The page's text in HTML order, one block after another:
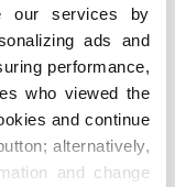
our services by
ads and
performance,
who viewed the
and continue
alternatively,
and change
Cómo
estudiar
finalistas
y